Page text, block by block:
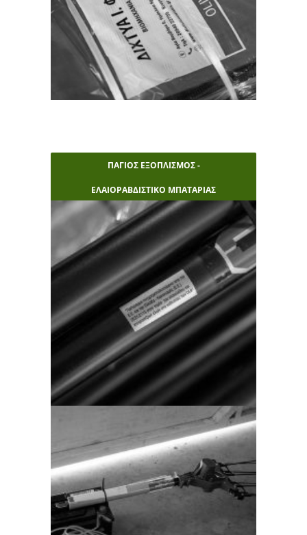
ΠΑΓΙΟΣ ΕΞΟΠΛΙΣΜΟΣ -
ΕΛΑΙΟΡΑΒΔΙΣΤΙΚΟ ΜΠΑΤΑΡΙΑΣ